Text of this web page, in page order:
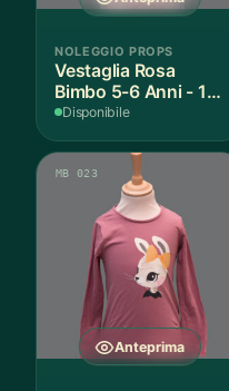
NOLEGGIO PROPS
Vestaglia Rosa
Bimbo 5-6 Anni - 1
Pezzo
Disponibile
Anteprima
MB 023